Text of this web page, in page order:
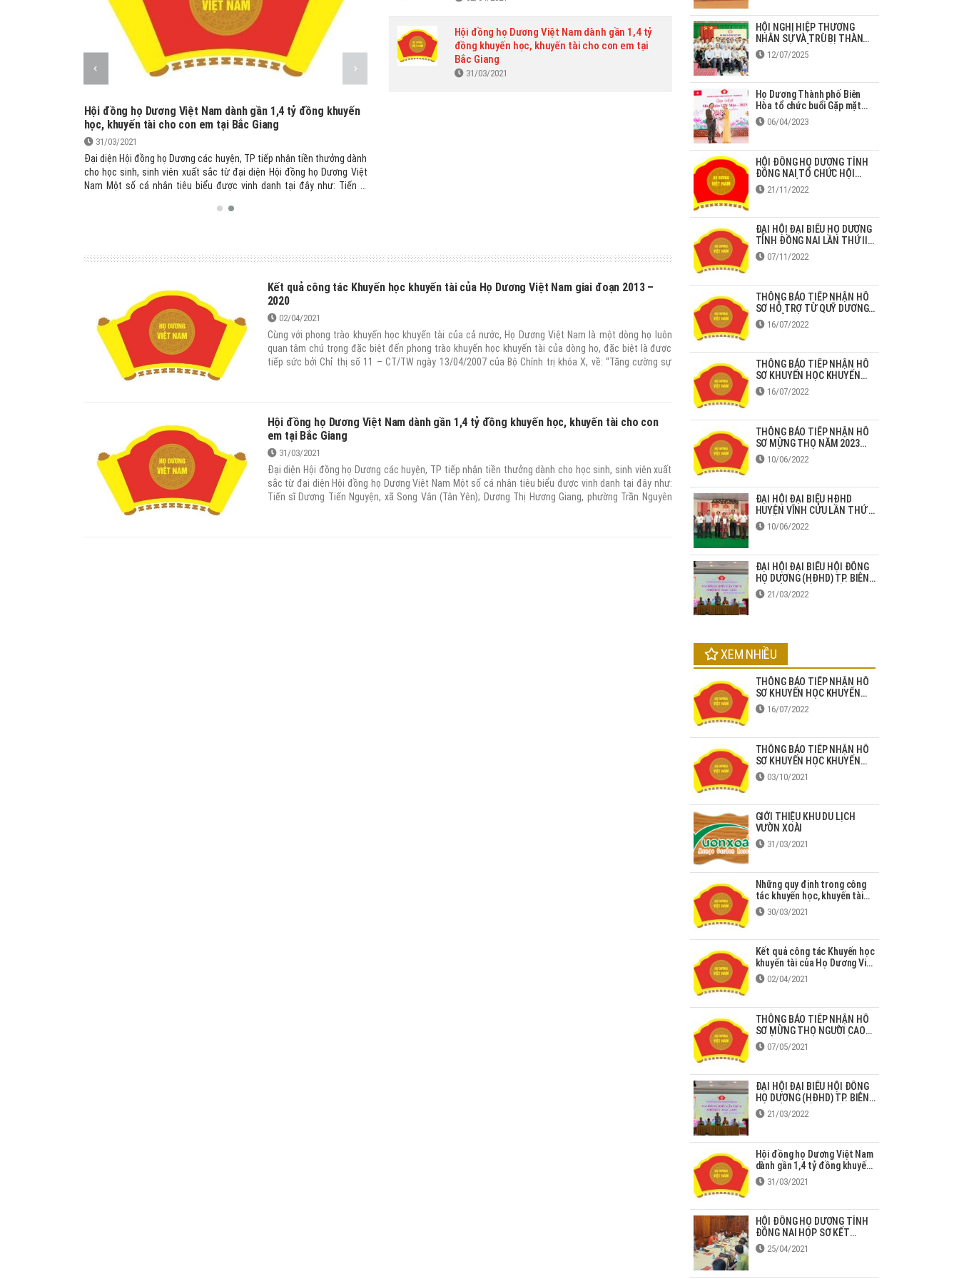
Hội đồng họ Dương Việt Nam dành gần 1,4 tỷ đồng khuyến
học, khuyến tài cho con em tại Bắc Giang
31/03/2021
Đại diện Hội đồng họ Dương các huyện, TP tiếp nhận tiền thưởng dành
cho học sinh, sinh viên xuất sắc từ đại diện Hội đồng họ Dương Việt
Nam Một số cá nhân tiêu biểu được vinh danh tại đây như: Tiến sĩ
phường Trần Nguyên Hãn (TP Bắc Giang) trúng tuyển vào Trường Đại
Hội đồng họ Dương Việt Nam dành gần 1,4 tỷ
đồng khuyến học, khuyến tài cho con em tại
Bắc Giang
31/03/2021
Kết quả công tác Khuyến học khuyến tài của Họ Dương Việt Nam giai đoạn 2013 –
2020
02/04/2021
Cùng với phong trào khuyến học khuyến tài của cả nước, Họ Dương Việt Nam là một dòng họ luôn
quan tâm chú trọng đặc biệt đến phong trào khuyến học khuyến tài của dòng họ, đặc biệt là được
tiếp sức bởi Chỉ thị số 11 – CT/TW ngày 13/04/2007 của Bộ Chính trị khóa X, về: “Tăng cường sự
Đề án “Xây dựng xã hội học tập giai đoạn 2012-2020” và Quyết định 281/QĐ-TTg ngày 20/2/2014 phê
duyệt Đề án “Phát triển phong trào học tập suốt đời trong gia đình, dòng họ và cộng đồng đến năm
2020”.
Hội đồng họ Dương Việt Nam dành gần 1,4 tỷ đồng khuyến học, khuyến tài cho con
em tại Bắc Giang
31/03/2021
Đại diện Hội đồng họ Dương các huyện, TP tiếp nhận tiền thưởng dành cho học sinh, sinh viên xuất
sắc từ đại diện Hội đồng họ Dương Việt Nam Một số cá nhân tiêu biểu được vinh danh tại đây như:
Tiến sĩ Dương Tiến Nguyện, xã Song Vân (Tân Yên); Dương Thị Hương Giang, phường Trần Nguyên
HỘI NGHỊ HIỆP THƯƠNG
NHÂN SỰ VÀ TRÙ BỊ THÀNH
LẬP HĐHD TỈNH ĐỒNG NAI
(mới)
12/07/2025
Họ Dương Thành phố Biên
Hòa tổ chức buổi Gặp mặt
mùa Xuân Quý Mão - 2023
06/04/2023
HỘI ĐỒNG HỌ DƯƠNG TỈNH
ĐỒNG NAI TỔ CHỨC HỘI
NGHỊ TRIỂN KHAI NGHỊ
QUYẾT ĐẠI HỘI
21/11/2022
ĐẠI HỘI ĐẠI BIỂU HỌ DƯƠNG
TỈNH ĐỒNG NAI LẦN THỨ II,
NHIỆM KỲ 2022-2027
07/11/2022
THÔNG BÁO TIẾP NHẬN HỒ
SƠ HỖ TRỢ TỪ QUỸ DƯƠNG
HUY ĐỈNH NĂM 2022
16/07/2022
THÔNG BÁO TIẾP NHẬN HỒ
SƠ KHUYẾN HỌC KHUYẾN
TÀI HỌ DƯƠNG NĂM 2022
16/07/2022
THÔNG BÁO TIẾP NHẬN HỒ
SƠ MỪNG THỌ NĂM 2023
TẠI ĐỒNG NAI
10/06/2022
ĐẠI HỘI ĐẠI BIỂU HĐHD
HUYỆN VĨNH CỬU LẦN THỨ 2
NHIỆM KỲ 2022-2027
10/06/2022
ĐẠI HỘI ĐẠI BIỂU HỘI ĐỒNG
HỌ DƯƠNG (HĐHD) TP. BIÊN
HÒA LẦN THỨ II NHIỆM KỲ
2022-2027
21/03/2022
XEM NHIỀU
THÔNG BÁO TIẾP NHẬN HỒ
SƠ KHUYẾN HỌC KHUYẾN
TÀI HỌ DƯƠNG NĂM 2022
16/07/2022
THÔNG BÁO TIẾP NHẬN HỒ
SƠ KHUYẾN HỌC KHUYẾN
TÀI HỌ DƯƠNG NĂM 2021
03/10/2021
GIỚI THIỆU KHU DU LỊCH
VƯỜN XOÀI
31/03/2021
Những quy định trong công
tác khuyến học, khuyến tài
năm 2020
30/03/2021
Kết quả công tác Khuyến học
khuyến tài của Họ Dương Việt
Nam giai đoạn 2013 – 2020
02/04/2021
THÔNG BÁO TIẾP NHẬN HỒ
SƠ MỪNG THỌ NGƯỜI CAO
TUỔI HỌ DƯƠNG TẠI ĐỒNG
NAI
07/05/2021
ĐẠI HỘI ĐẠI BIỂU HỘI ĐỒNG
HỌ DƯƠNG (HĐHD) TP. BIÊN
HÒA LẦN THỨ II NHIỆM KỲ
2022-2027
21/03/2022
Hội đồng họ Dương Việt Nam
dành gần 1,4 tỷ đồng khuyến
học, khuyến tài cho con em
tại Bắc Giang
31/03/2021
HỘI ĐỒNG HỌ DƯƠNG TỈNH
ĐỒNG NAI HỌP SƠ KẾT
HOẠT ĐỘNG QUÝ I NĂM 2021
25/04/2021